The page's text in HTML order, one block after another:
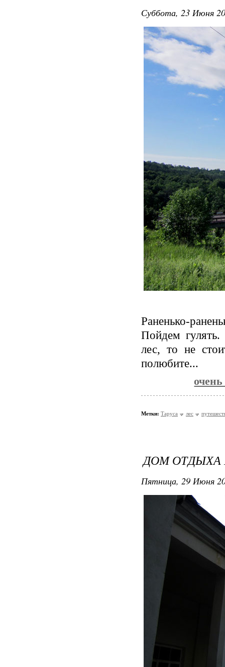
Суббота, 23 Июня
Раненько-
Пойдем
лес, то не
полюбите...
Метки: Таруса лес
ДОМ
Пятница, 29 Июня